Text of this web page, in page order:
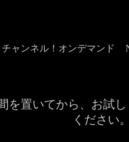
チャンネル！オンデマンド
を置いてから、お試
ください